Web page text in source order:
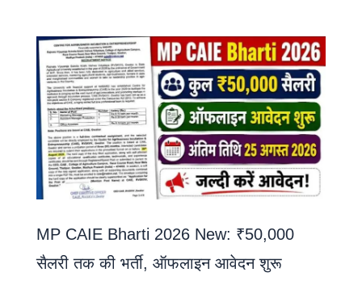
MP CAIE Bharti 2026 New: ₹50,000
सैलरी तक की भर्ती, ऑफलाइन आवेदन शुरू